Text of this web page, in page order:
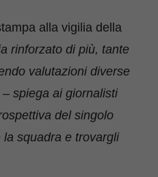
alla vigilia della
rinforzato di più, tante
valutazioni diverse
spiega ai giornalisti
del singolo
squadra e trovargli